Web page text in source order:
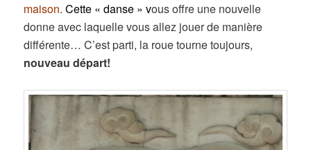
maison. Cette « danse » vous offre une nouvelle
donne avec laquelle vous allez jouer de manière
différente… C’est parti, la roue tourne toujours,
nouveau départ!